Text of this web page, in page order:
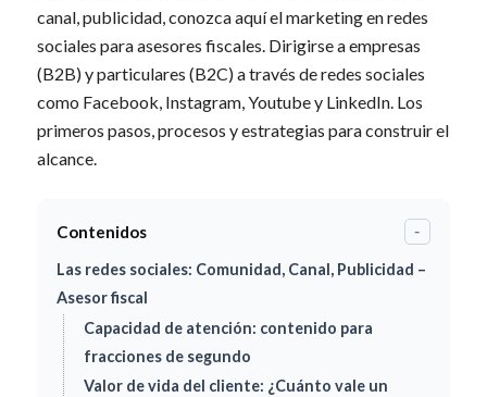
canal, publicidad, conozca aquí el marketing en redes
sociales para asesores fiscales. Dirigirse a empresas
(B2B) y particulares (B2C) a través de redes sociales
como Facebook, Instagram, Youtube y LinkedIn. Los
primeros pasos, procesos y estrategias para construir el
alcance.
Contenidos -
Las redes sociales: Comunidad, Canal, Publicidad –
Asesor fiscal
Capacidad de atención: contenido para
fracciones de segundo
Valor de vida del cliente: ¿Cuánto vale un